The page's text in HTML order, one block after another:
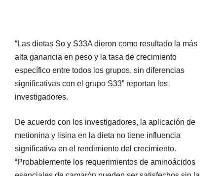
“Las dietas So y S33A dieron como resultado la más
alta ganancia en peso y la tasa de crecimiento
específico entre todos los grupos, sin diferencias
significativas con el grupo S33” reportan los
investigadores.
De acuerdo con los investigadores, la aplicación de
metionina y lisina en la dieta no tiene influencia
significativa en el rendimiento del crecimiento.
“Probablemente los requerimientos de aminoácidos